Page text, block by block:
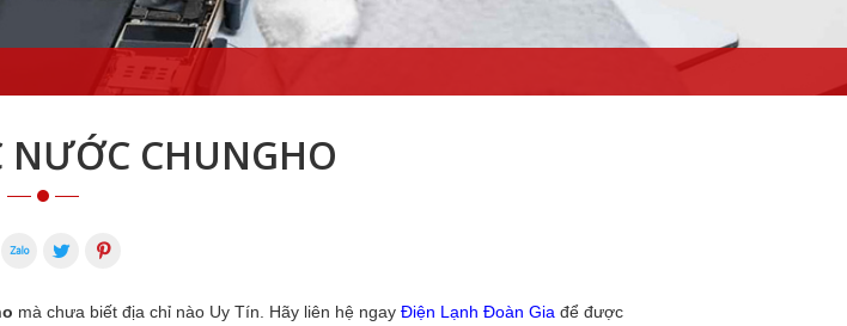
NƯỚC CHUNGHO
mà chưa biết địa chỉ nào Uy Tín. Hãy liên hệ ngay Điện Lạnh Đoàn Gia để được